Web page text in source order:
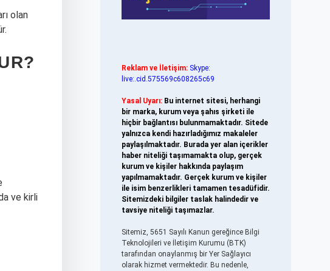
olan
ve kirli
Reklam ve İletişim: Skype:
live:.cid.575569c608265c69
Yasal Uyarı: Bu internet sitesi, herhangi
bir marka, kurum veya şahıs şirketi ile
hiçbir bağlantısı bulunmamaktadır. Sitede
yalnızca kendi hazırladığımız makaleler
paylaşılmaktadır. Burada yer alan içerikler
haber niteliği taşımamakta olup, gerçek
kurum ve kişiler hakkında paylaşım
yapılmamaktadır. Gerçek kurum ve kişiler
ile isim benzerlikleri tamamen tesadüfidir.
Sitemizdeki bilgiler taslak halindedir ve
tavsiye niteliği taşımazlar.
Sitemiz, 5651 Sayılı Kanun gereğince Bilgi
Teknolojileri ve İletişim Kurumu (BTK)
tarafından onaylanmış bir Yer Sağlayıcı
olarak hizmet vermektedir. Bu nedenle,